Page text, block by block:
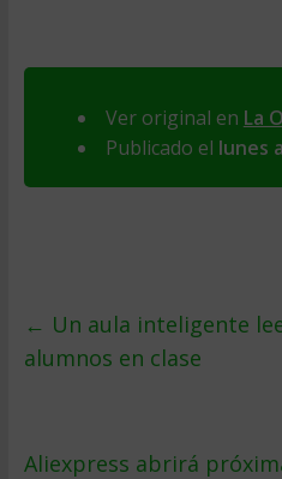
Ver original en La
Publicado el lunes
← Un aula inteligente
alumnos en clase
Aliexpress abrirá